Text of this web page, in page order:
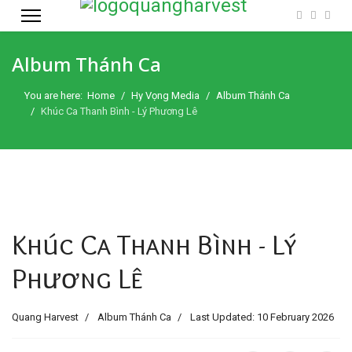
Album Thánh Ca
You are here: Home Hy Vọng Media
Album Thánh Ca
Khúc Ca Thanh Bình - Lý Phương Lê
Khúc Ca Thanh Bình - Lý
Phương Lê
Quang Harvest Album Thánh Ca Last Updated: 10 February 2026